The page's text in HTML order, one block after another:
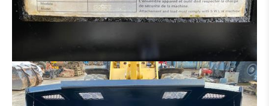
PANIER DE TRAVAIL
MACHINE POUR PIÈCE